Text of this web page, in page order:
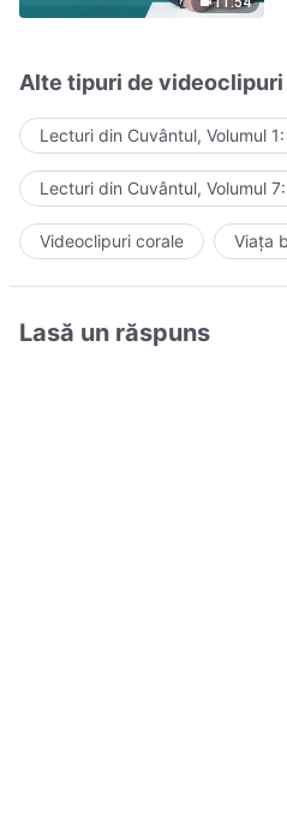
Alte tipuri de videoclipuri
Lecturi din Cuvântul, Volumul
Lecturi din Cuvântul, Volumul
Videoclipuri corale Viața
Lasă un răspuns